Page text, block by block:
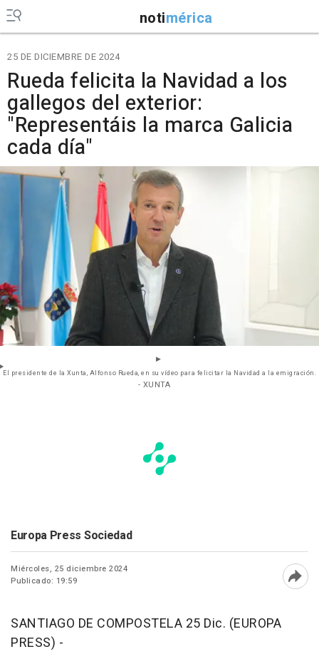
notimérica
25 DE DICIEMBRE DE 2024
Rueda felicita la Navidad a los
gallegos del exterior:
"Representáis la marca Galicia
cada día"
El presidente de la Xunta, Alfonso Rueda, en su vídeo para felicitar la Navidad a la emigración.
- XUNTA
Europa Press Sociedad
Miércoles, 25 diciembre 2024
Publicado: 19:59
SANTIAGO DE COMPOSTELA 25 Dic. (EUROPA
PRESS) -